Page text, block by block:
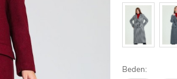
Beden: